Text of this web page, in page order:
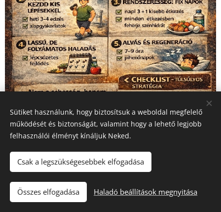
Mi történik, ha a tested védekezik?
Sütiket használunk, hogy biztosítsuk a weboldal megfelelő
működését és biztonságát, valamint hogy a lehető legjobb
felhasználói élményt kínáljuk Neked.
Csak a legszükségesebbek elfogadása
Összes elfogadása Haladó beállítások megnyitása